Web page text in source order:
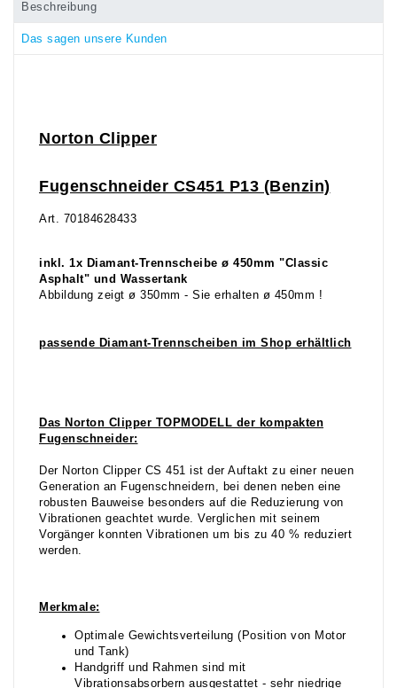
Beschreibung
Das sagen unsere Kunden
Norton Clipper
Fugenschneider CS451 P13 (Benzin)
Art. 70184628433
inkl. 1x Diamant-Trennscheibe ø 450mm "Classic
Asphalt" und Wassertank
Abbildung zeigt ø 350mm - Sie erhalten ø 450mm !
passende Diamant-Trennscheiben im Shop erhältlich
Das Norton Clipper TOPMODELL der kompakten
Fugenschneider:
Der Norton Clipper CS 451 ist der Auftakt zu einer neuen
Generation an Fugenschneidern, bei denen neben eine
robusten Bauweise besonders auf die Reduzierung von
Vibrationen geachtet wurde. Verglichen mit seinem
Vorgänger konnten Vibrationen um bis zu 40 % reduziert
werden.
Merkmale:
Optimale Gewichtsverteilung (Position von Motor
und Tank)
Handgriff und Rahmen sind mit
Vibrationsabsorbern ausgestattet - sehr niedrige